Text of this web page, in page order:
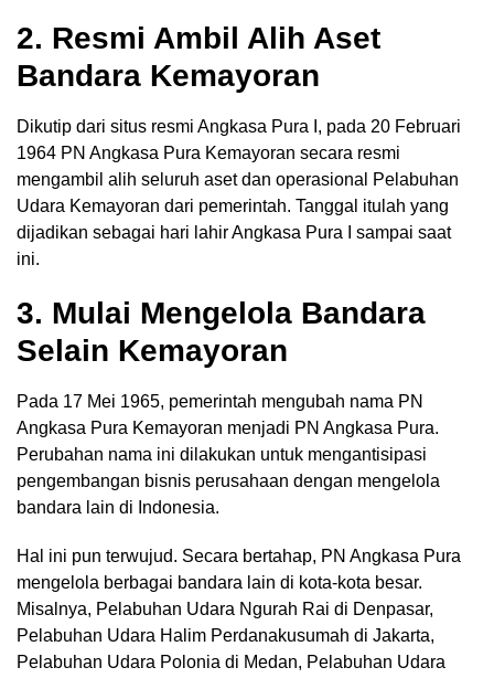
2. Resmi Ambil Alih Aset
Bandara Kemayoran
Dikutip dari situs resmi Angkasa Pura I, pada 20 Februari
1964 PN Angkasa Pura Kemayoran secara resmi
mengambil alih seluruh aset dan operasional Pelabuhan
Udara Kemayoran dari pemerintah. Tanggal itulah yang
dijadikan sebagai hari lahir Angkasa Pura I sampai saat
ini.
3. Mulai Mengelola Bandara
Selain Kemayoran
Pada 17 Mei 1965, pemerintah mengubah nama PN
Angkasa Pura Kemayoran menjadi PN Angkasa Pura.
Perubahan nama ini dilakukan untuk mengantisipasi
pengembangan bisnis perusahaan dengan mengelola
bandara lain di Indonesia.
Hal ini pun terwujud. Secara bertahap, PN Angkasa Pura
mengelola berbagai bandara lain di kota-kota besar.
Misalnya, Pelabuhan Udara Ngurah Rai di Denpasar,
Pelabuhan Udara Halim Perdanakusumah di Jakarta,
Pelabuhan Udara Polonia di Medan, Pelabuhan Udara